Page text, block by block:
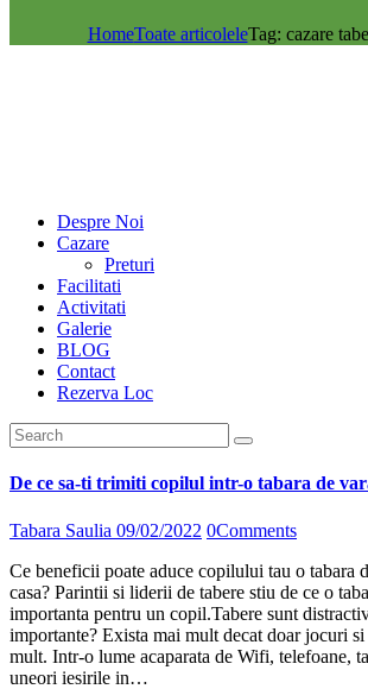
HomeToate articoleleTag: cazare
Despre Noi
Cazare
Preturi
Facilitati
Activitati
Galerie
BLOG
Contact
Rezerva Loc
De ce sa-ti trimiti copilul intr-o tabara de
Tabara Saulia 09/02/2022 0Comments
Ce beneficii poate aduce copilului tau o tabara
casa? Parintii si liderii de tabere stiu de ce o
importanta pentru un copil.Tabere sunt
importante? Exista mai mult decat doar jocuri
mult. Intr-o lume acaparata de Wifi, telefoane,
uneori iesirile in…